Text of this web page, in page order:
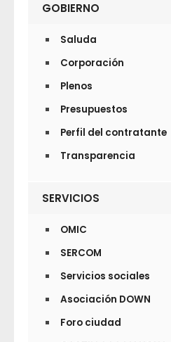
GOBIERNO
Saluda
Corporación
Plenos
Presupuestos
Perfil del contratante
Transparencia
SERVICIOS
OMIC
SERCOM
Servicios sociales
Asociación DOWN
Foro ciudad